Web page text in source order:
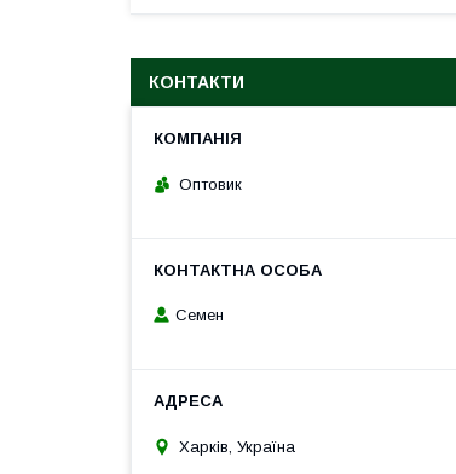
КОНТАКТИ
Оптовик
Семен
Харків, Україна